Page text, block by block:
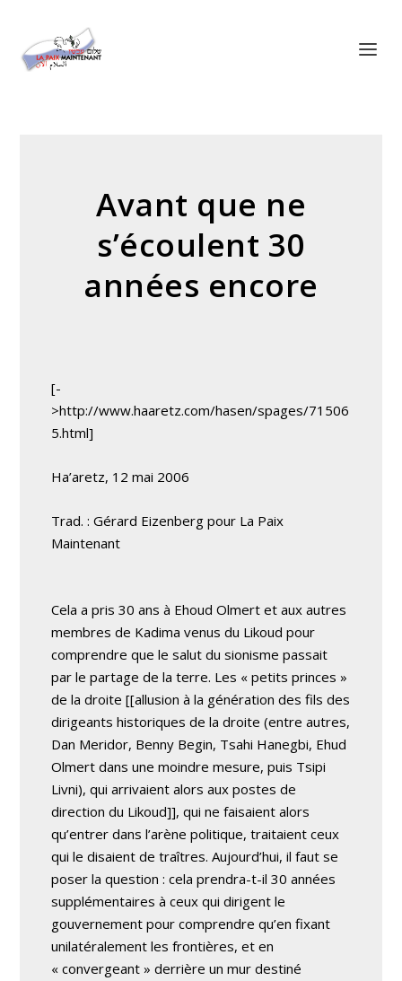
Avant que ne
s’écoulent 30
années encore
[-
>http://www.haaretz.com/hasen/spages/71506
5.html]
Ha’aretz, 12 mai 2006
Trad. : Gérard Eizenberg pour La Paix
Maintenant
Cela a pris 30 ans à Ehoud Olmert et aux autres
membres de Kadima venus du Likoud pour
comprendre que le salut du sionisme passait
par le partage de la terre. Les « petits princes »
de la droite [[allusion à la génération des fils des
dirigeants historiques de la droite (entre autres,
Dan Meridor, Benny Begin, Tsahi Hanegbi, Ehud
Olmert dans une moindre mesure, puis Tsipi
Livni), qui arrivaient alors aux postes de
direction du Likoud]], qui ne faisaient alors
qu’entrer dans l’arène politique, traitaient ceux
qui le disaient de traîtres. Aujourd’hui, il faut se
poser la question : cela prendra-t-il 30 années
supplémentaires à ceux qui dirigent le
gouvernement pour comprendre qu’en fixant
unilatéralement les frontières, et en
« convergeant » derrière un mur destiné